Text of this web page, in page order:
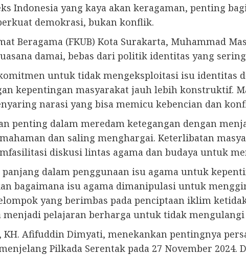
Indonesia yang kaya akan keragaman, penting
demokrasi, bukan konflik.
Beragama (FKUB) Kota Surakarta, Muhammad
damai, bebas dari politik identitas yang
untuk tidak mengeksploitasi isu identitas
kepentingan masyarakat jauh lebih konstruktif.
narasi yang bisa memicu kebencian dan
penting dalam meredam ketegangan dengan
dan saling menghargai. Keterlibatan
diskusi lintas agama dan budaya untuk
dalam penggunaan isu agama untuk
bagaimana isu agama dimanipulasi untuk
yang berimbas pada penciptaan iklim
menjadi pelajaran berharga untuk tidak mengulangi
KH. Afifuddin Dimyati, menekankan pentingnya
Pilkada Serentak pada 27 November